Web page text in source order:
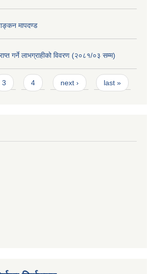
मापदण्ड
गर्ने लाभग्राहीको विवरण (२०८१/०३ सम्म)
3 4 next › last »